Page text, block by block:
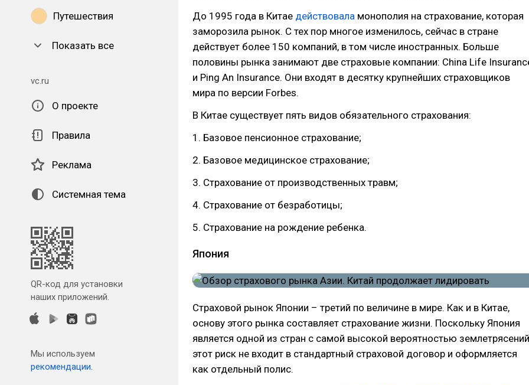
Путешествия
Показать все
vc.ru
О проекте
Правила
Реклама
Системная тема
QR-код для установки
наших приложений.
Мы используем
рекомендации.
До 1995 года в Китае действовала монополия на страхование, которая
заморозила рынок. С тех пор многое изменилось, сейчас в стране
действует более 150 компаний, в том числе иностранных. Больше
половины рынка занимают две страховые компании: China Life
и Ping An Insurance. Они входят в десятку крупнейших страховщиков
мира по версии Forbes.
В Китае существует пять видов обязательного страхования:
1. Базовое пенсионное страхование;
2. Базовое медицинское страхование;
3. Страхование от производственных травм;
4. Страхование от безработицы;
5. Страхование на рождение ребенка.
Япония
Страховой рынок Японии – третий по величине в мире. Как и в Китае,
основу этого рынка составляет страхование жизни. Поскольку Япония
является одной из стран с самой высокой вероятностью
этот риск не входит в стандартный страховой договор и оформляется
как отдельный полис.